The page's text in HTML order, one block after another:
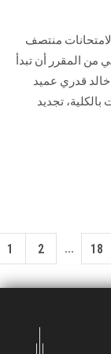
منتصف
من المقرر أن تبدأ
خالد قدري عميد
بالكلية، تجديد
1 2 ... 18